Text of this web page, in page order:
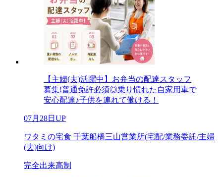
【主婦(夫)活躍中】お弁当の配達スタッフ
募集!普通免許必須◎乗り慣れた自家用車で
安心配達♪子供を連れて働ける！
07月28日UP
ワタミの宅食 千葉船橋三山営業所(宅配/業務委託/主婦
(夫)向け)
完全出来高制